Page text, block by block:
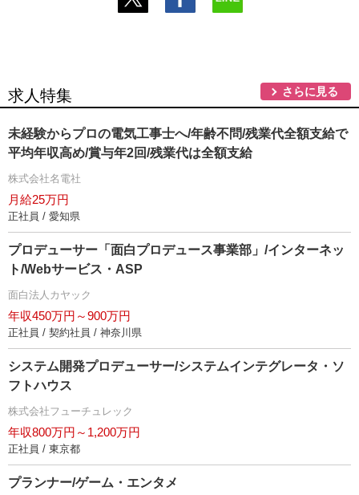
求人特集 さらに見る
未経験からプロの電気工事士へ/年齢不問/残業代全額支給で
平均年収高め/賞与年2回/残業代は全額支給
株式会社名電社
月給25万円
正社員 / 愛知県
プロデューサー「面白プロデュース事業部」/インターネッ
ト/Webサービス・ASP
面白法人カヤック
年収450万円～900万円
正社員 / 契約社員 / 神奈川県
システム開発プロデューサー/システムインテグレータ・ソ
フトハウス
株式会社フューチュレック
年収800万円～1,200万円
正社員 / 東京都
プランナー/ゲーム・エンタメ